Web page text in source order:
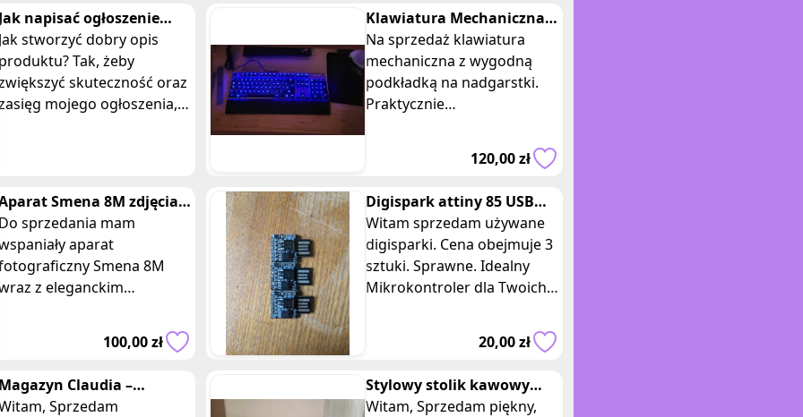
napisać ogłoszenie
Opis produktu.
stworzyć dobry opis
Tak, żeby
skuteczność oraz
mojego ogłoszenia,
Klawiatura Mechaniczna
EDGE 201 Designed by
HORI
Na sprzedaż klawiatura
mechaniczna z wygodną
podkładką na nadgarstki.
Praktycznie
Niestety zgubiłem paragony
:( Zapraszam do zakupu! Pre
120,00 zł
Smena 8M zdjęcia
na klisze z
sprzedania mam
aparat
Smena 8M
z eleganckim
fotografii
100,00 zł
Digispark attiny 85 USB
mikrokontroler
sterowanie elektronik
Witam sprzedam używane
digisparki. Cena obejmuje 3
sztuki. Sprawne. Idealny
Mikrokontroler dla Twoich
wyjątkowego narzędzia do
20,00 zł
Claudia –
z lat 1997 -
Sprzedam
Stylowy stolik kawowy
intarsjowany blat, ława,
Witam, Sprzedam piękny,